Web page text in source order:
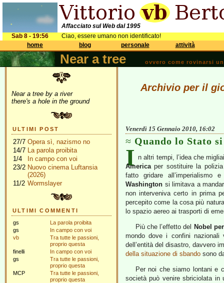
Affacciato sul Web dal 1995
Sab 8 - 19:56
Ciao, essere umano non identificato!
home
blog personale attività
Near a tree ovvero come rovinarsi
Near a tree by a river
there's a hole in the ground
ULTIMI POST
27/7 Opera sì, nazismo no
14/7 La parola proibita
1/4
In campo con voi
23/2 Nuovo cinema Luftansia
(2026)
11/2 Wormslayer
ULTIMI COMMENTI
gs
La parola proibita
gs
In campo con voi
vb
Tra tutte le passioni,
proprio questa
finelli
In campo con voi
gs
Tra tutte le passioni,
proprio questa
MCP
Tra tutte le passioni,
proprio questa
Archivio per il
Venerdì 15 Gennaio 2010, 16:02
Quando lo Stato
I n altri tempi, l’idea che
Americaper sostituire la polizia
fatto gridare
Washington si limitava a
non interveniva certo in prima
percepito come la cosa più
lo spazio aereo ai trasporti di
Più che l’effetto del
Nobel
mondo dove i confini nazionali
dell’entità del disastro, davvero
della situazione di sbando sono
Per noi che siamo lontani e
società può venire sbriciolata